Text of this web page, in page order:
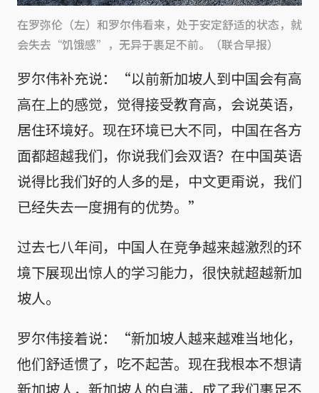
在罗弥伦（左）和罗尔伟看来，处于安定舒适的状态，就
会失去“饥饿感”，无异于裹足不前。（联合早报）
罗尔伟补充说：“以前新加坡人到中国会有高
高在上的感觉，觉得接受教育高，会说英语，
居住环境好。现在环境已大不同，中国在各方
面都超越我们，你说我们会双语？在中国英语
说得比我们好的人多的是，中文更甭说，我们
已经失去一度拥有的优势。”
过去七八年间，中国人在竞争越来越激烈的环
境下展现出惊人的学习能力，很快就超越新加
坡人。
罗尔伟接着说：“新加坡人越来越难当地化，
他们舒适惯了，吃不起苦。现在我根本不想请